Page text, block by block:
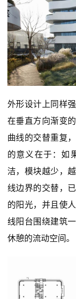
流
外形设计上同样
在垂直方向渐变
曲线的交替重复
的意义在于：如
洁，模块越少，
线边界的交替，
的阳光，并且使
线阳台围绕建筑
休憩的流动空间。